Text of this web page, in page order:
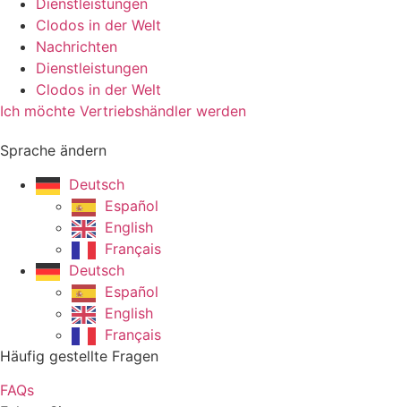
Clodos in der Welt
Nachrichten
Dienstleistungen
Clodos in der Welt
Ich möchte Vertriebshändler werden
Sprache ändern
Deutsch
Español
English
Français
Deutsch
Español
English
Français
Häufig gestellte Fragen
FAQs